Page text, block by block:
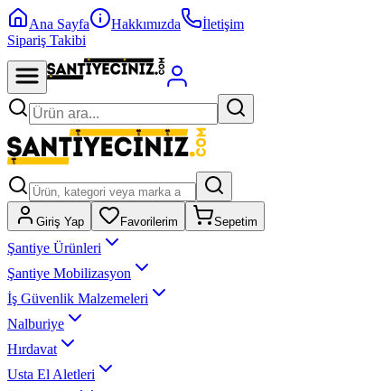
Ana Sayfa Hakkımızda
İletişim
Sipariş Takibi
Giriş Yap Favorilerim Sepetim
Şantiye Ürünleri
Şantiye Mobilizasyon
İş Güvenlik Malzemeleri
Nalburiye
Hırdavat
Usta El Aletleri